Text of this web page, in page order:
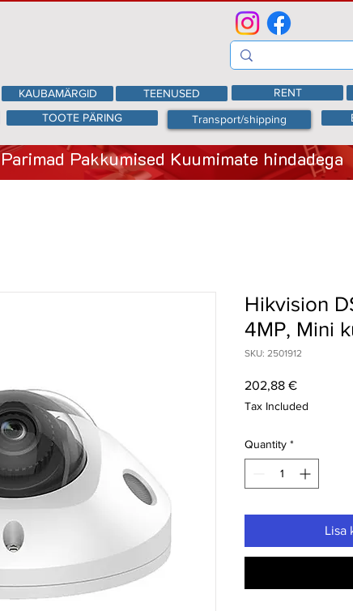
KAUBAMÄRGID TEENUSED RENT
TOOTE PÄRING
Transport/shipping
Parimad Pakkumised Kuumimate hindadega
Hikvision
4MP, Mini
SKU: 2501912
202,88 €Price
Tax Included
Quantity *
Lisa